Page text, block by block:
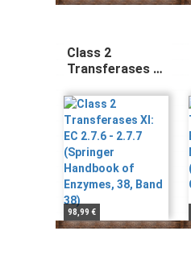
Class 2
Transferases XI:
(Springer
Handbook of
Enzymes, 38,
Band 38)
98,99 €